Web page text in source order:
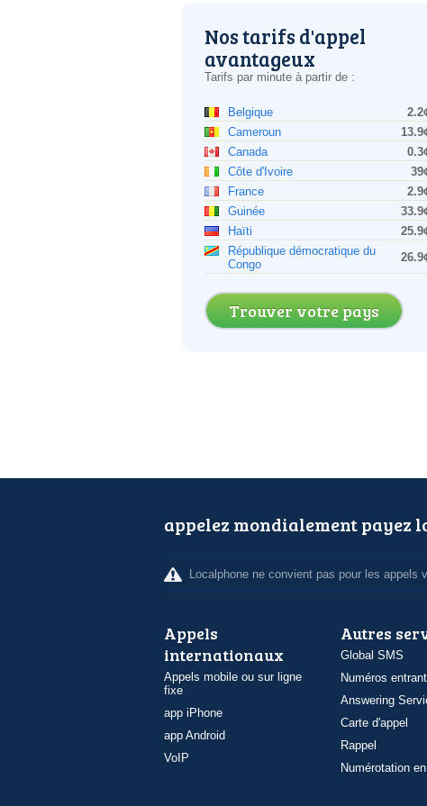
Nos tarifs d'appel
avantageux
Tarifs par minute à partir de :
Belgique
Cameroun
Canada
Côte d'Ivoire
France
Guinée
Haïti
République démocratique du
Congo
Trouver votre pays
appelez mondialement payez
Localphone ne convient pas pour les appels
Appels
internationaux
Appels mobile ou sur ligne
fixe
app iPhone
app Android
VoIP
Autres
Global SMS
Numéros
Answering
Carte d'appel
Rappel
Numérotation